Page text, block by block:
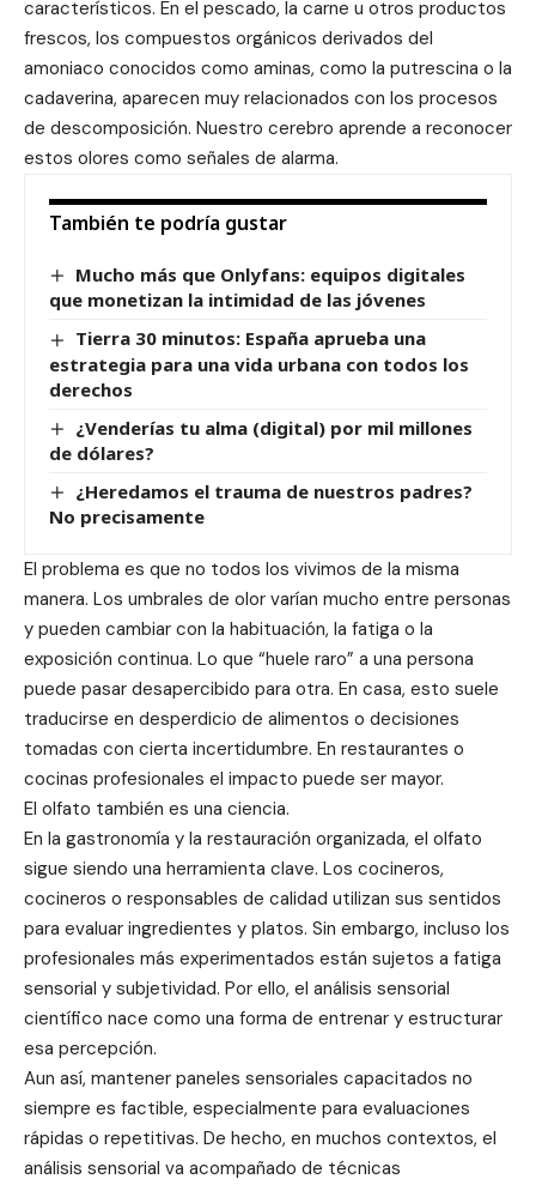
característicos. En el pescado, la carne u otros productos
frescos, los compuestos orgánicos derivados del
amoniaco conocidos como aminas, como la putrescina o la
cadaverina, aparecen muy relacionados con los procesos
de descomposición. Nuestro cerebro aprende a reconocer
estos olores como señales de alarma.
También te podría gustar
Mucho más que Onlyfans: equipos digitales
que monetizan la intimidad de las jóvenes
Tierra 30 minutos: España aprueba una
estrategia para una vida urbana con todos los
derechos
¿Venderías tu alma (digital) por mil millones
de dólares?
¿Heredamos el trauma de nuestros padres?
No precisamente
El problema es que no todos los vivimos de la misma
manera. Los umbrales de olor varían mucho entre personas
y pueden cambiar con la habituación, la fatiga o la
exposición continua. Lo que “huele raro” a una persona
puede pasar desapercibido para otra. En casa, esto suele
traducirse en desperdicio de alimentos o decisiones
tomadas con cierta incertidumbre. En restaurantes o
cocinas profesionales el impacto puede ser mayor.
El olfato también es una ciencia.
En la gastronomía y la restauración organizada, el olfato
sigue siendo una herramienta clave. Los cocineros,
cocineros o responsables de calidad utilizan sus sentidos
para evaluar ingredientes y platos. Sin embargo, incluso los
profesionales más experimentados están sujetos a fatiga
sensorial y subjetividad. Por ello, el análisis sensorial
científico nace como una forma de entrenar y estructurar
esa percepción.
Aun así, mantener paneles sensoriales capacitados no
siempre es factible, especialmente para evaluaciones
rápidas o repetitivas. De hecho, en muchos contextos, el
análisis sensorial va acompañado de técnicas